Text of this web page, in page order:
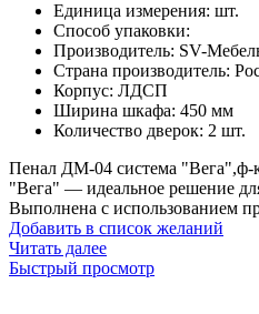
Единица измерения: шт.
Способ упаковки:
Производитель: SV-
Страна производитель:
Корпус: ЛДСП
Ширина шкафа: 450 мм
Количество дверок: 2 шт.
Пенал ДМ-04 система "Вега",ф-
"Вега" — идеальное решение
Выполнена с использованием
Добавить в список желаний
Читать далее
Быстрый просмотр